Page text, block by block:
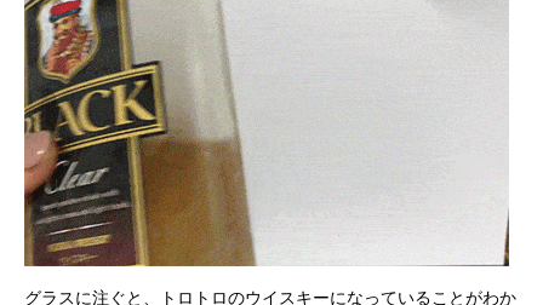
グラスに注ぐと、トロトロのウイスキーになっていることがわか